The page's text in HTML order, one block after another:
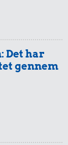
Det har
gennem